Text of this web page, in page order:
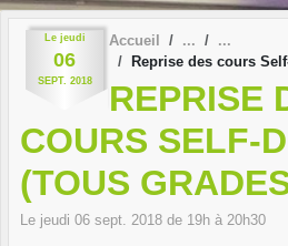
Le jeudi
06
SEPT. 2018
Accueil
Reprise des cours
REPRISE
COURS SELF-
(TOUS
Le jeudi 06 sept. 2018 de 19h à 20h30